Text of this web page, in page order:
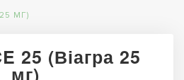
МГ)
25 (Віагра 25
мг)